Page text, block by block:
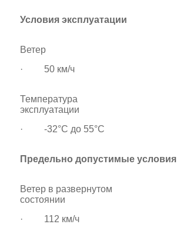
Условия эксплуатации
Ветер
· 50 км/ч
Температура
эксплуатации
· -32°C дo 55°C
Предельно допустимые условия
Ветер в развернутом
состоянии
· 112 км/ч